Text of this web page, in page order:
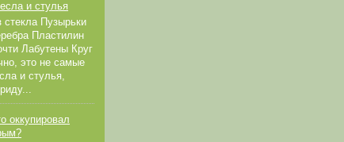
и стулья
стекла Пузырьки
Пластилин
Лабутены Круг
это не самые
и стулья,
оккупировал